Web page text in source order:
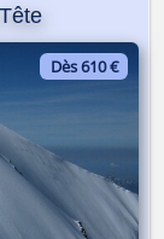
Dès 610 €